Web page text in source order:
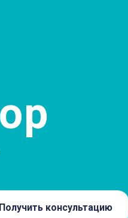
Получить консультацию